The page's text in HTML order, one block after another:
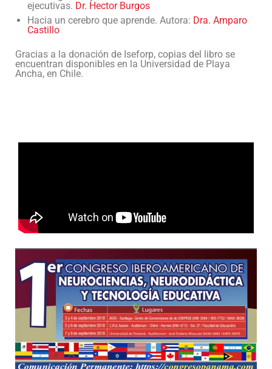
ejecutivas. Dr. Hector Burgos
Hacia un cerebro que aprende. Autora: Dra. Amparo
Castillo
Gracias a la donación de Iseforp, copias del libro se
encuentran disponibles en la Universidad de Playa
Ancha, en Chile.